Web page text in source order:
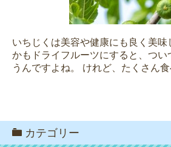
いちじくは美容や健康にも良く美味
かもドライフルーツにすると、つい
うんですよね。 けれど、たくさん
カテゴリー